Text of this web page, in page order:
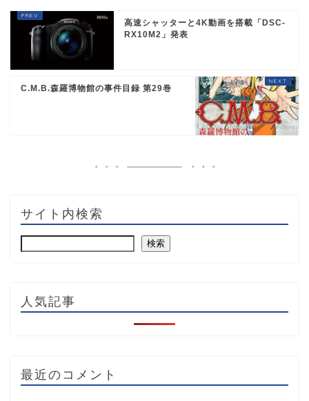
高速シャッターと4K動画を搭載「DSC-
RX10M2」発表
C.M.B.森羅博物館の事件目録 第29巻
サイト内検索
検索
人気記事
最近のコメント